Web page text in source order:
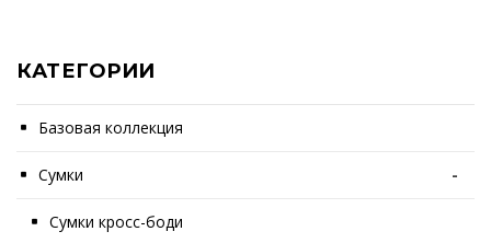
КАТЕГОРИИ
Базовая коллекция
Сумки -
Сумки кросс-боди